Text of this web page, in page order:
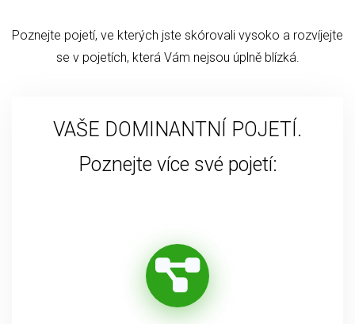
Poznejte pojetí, ve kterých jste skórovali vysoko a rozvíjejte
se v pojetích, která Vám nejsou úplně blízká.
VAŠE DOMINANTNÍ POJETÍ.
Poznejte více své pojetí: